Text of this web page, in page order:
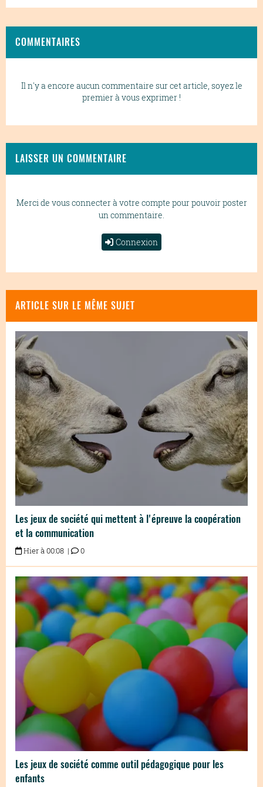
COMMENTAIRES
Il n'y a encore aucun commentaire sur cet article, soyez le
premier à vous exprimer !
LAISSER UN COMMENTAIRE
Merci de vous connecter à votre compte pour pouvoir poster
un commentaire.
Connexion
ARTICLE SUR LE MÊME SUJET
Les jeux de société qui mettent à l'épreuve la coopération
et la communication
Hier à 00:08 | 0
Les jeux de société comme outil pédagogique pour les
enfants